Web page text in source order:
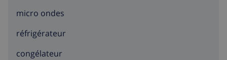
micro ondes
réfrigérateur
congélateur